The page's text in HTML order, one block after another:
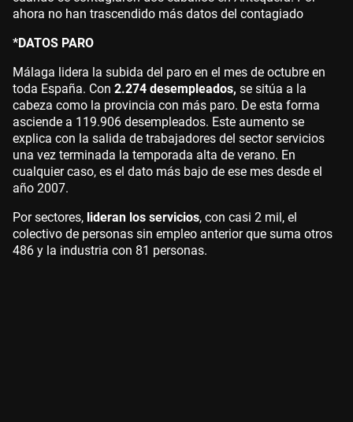
ahora no han trascendido más datos del contagiado
*DATOS PARO
Málaga lidera la subida del paro en el mes de octubre en
toda España. Con 2.274 desempleados, se sitúa a la
cabeza como la provincia con más paro. De esta forma
asciende a 119.906 desempleados. Este aumento se
explica con la salida de trabajadores del sector servicios
una vez terminada la temporada alta de verano. En
cualquier caso, es el dato más bajo de ese mes desde el
año 2007.
Por sectores, lideran los servicios, con casi 2 mil, el
colectivo de personas sin empleo anterior que suma otros
486 y la industria con 81 personas.